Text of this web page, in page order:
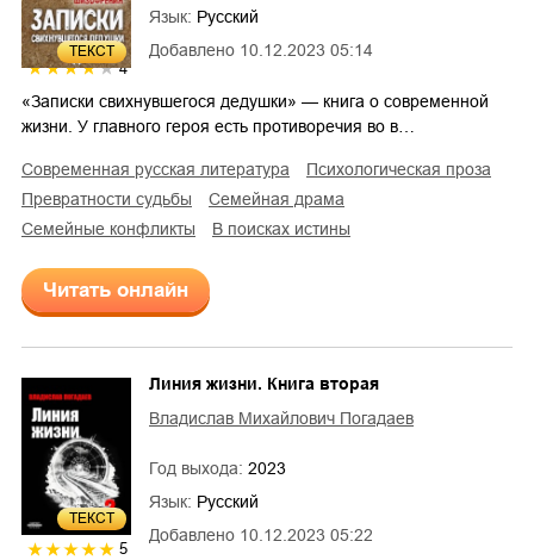
ТЕКСТ
4
Добавлено 10.12.2023 05:14
Язык: Русский
«Записки свихнувшегося дедушки» — книга о современной
жизни. У главного героя есть противоречия во в…
современная русская литература
психологическая проза
превратности судьбы
семейная драма
семейные конфликты
в поисках истины
Читать онлайн
ТЕКСТ
5
Добавлено 10.12.2023 05:22
Линия жизни. Книга вторая
Владислав Михайлович Погадаев
Год выхода: 2023
Язык: Русский